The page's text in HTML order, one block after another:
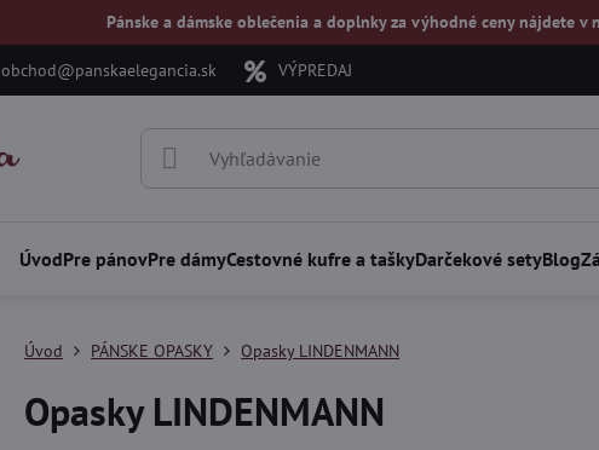
Pánske a dámske oblečenia a doplnky za výhodné ceny nájdete v
obchod@panskaelegancia.sk VÝPREDAJ
ÚvodPre pánovPre dámyCestovné kufre a taškyDarčekové setyBlog
Úvod PÁNSKE OPASKY Opasky LINDENMANN
Opasky LINDENMANN